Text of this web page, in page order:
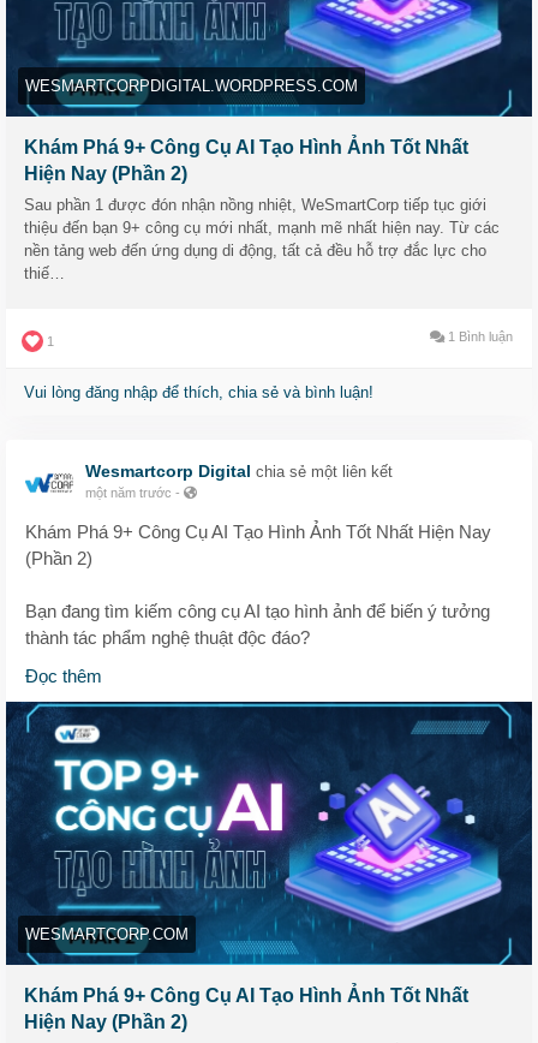
🎨 Artbreeder – Hô biến hình ảnh nhân vật, phong cảnh siêu
sáng tạo
🎬 Runway ML – Vừa tạo ảnh vừa chỉnh video, quá tiện cho
team media
🖌️ Fotor AI – Nhập mô tả là có ảnh nghệ ngay
📸 PicWish – Tách nền, thay cảnh, chỉnh ảnh ảo diệu
🧠 DreamStudio – Biến mô tả chi tiết thành tranh độc lạ
🏢 Getty Images & Shutterstock – Chuẩn bản quyền, ảnh đẹp
sắc nét, dùng cho doanh nghiệp
📱 WOMBO Dream & Bing AI – Cầm điện thoại là sáng tạo
👉 Tìm hiểu chi tiết từng công cụ & cách ứng dụng ngay tại
🔗
🚀 Ứng dụng ngay – Đẹp hình, chất content, tăng hiệu quả!
#congcuaitaohinhanh
#taohinhanhtudulieu #congcutudonghoa #taisinhnoidung
#wesmartcorp
WESMARTCORPDIGITAL.WORDPRESS.COM
Khám Phá 9+ Công Cụ AI Tạo Hình Ảnh Tốt Nhất
Hiện Nay (Phần 2)
Sau phần 1 được đón nhận nồng nhiệt, WeSmartCorp tiếp tục giới
thiệu đến bạn 9+ công cụ mới nhất, mạnh mẽ nhất hiện nay. Từ các
nền tảng web đến ứng dụng di động, tất cả đều hỗ trợ đắc lực cho
thiế…
1 1 Bình luận
Vui lòng đăng nhập để thích, chia sẻ và bình luận!
Wesmartcorp Digital chia sẻ một liên kết
một năm trước -
Khám Phá 9+ Công Cụ AI Tạo Hình Ảnh Tốt Nhất Hiện Nay
(Phần 2)
Bạn đang tìm kiếm công cụ AI tạo hình ảnh để biến ý tưởng
thành tác phẩm nghệ thuật độc đáo?
🚀 WeSmartCorp giới thiệu 9+ công cụ AI ""đỉnh của chóp""
giúp bạn:
✨ Biến văn bản thành hình ảnh đầy cảm xúc với Fotor AI,
DreamStudio, WOMBO Dream
🎨 Tùy biến sáng tạo với Artbreeder, PicWish
📷 Chỉnh sửa ảnh, video chuyên nghiệp cùng Runway ML
🏢 Dành cho doanh nghiệp? Có ngay Getty Images và
Shutterstock hỗ trợ bản quyền chuẩn chỉnh
📱 Tạo ảnh nhanh gọn ngay trên điện thoại cùng Bing Image
Creator
Từ thiết kế, content marketing đến truyền thông mạng xã hội –
bạn không thể thiếu các công cụ AI này!
Đọc thêm
WESMARTCORP.COM
Khám Phá 9+ Công Cụ AI Tạo Hình Ảnh Tốt Nhất
Hiện Nay (Phần 2)